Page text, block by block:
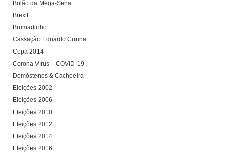
Bolão da Mega-Sena
Brexit
Brumadinho
Cassação Eduardo Cunha
Copa 2014
Corona Vírus – COVID-19
Demóstenes & Cachoeira
Eleições 2002
Eleições 2006
Eleições 2010
Eleições 2012
Eleições 2014
Eleições 2016